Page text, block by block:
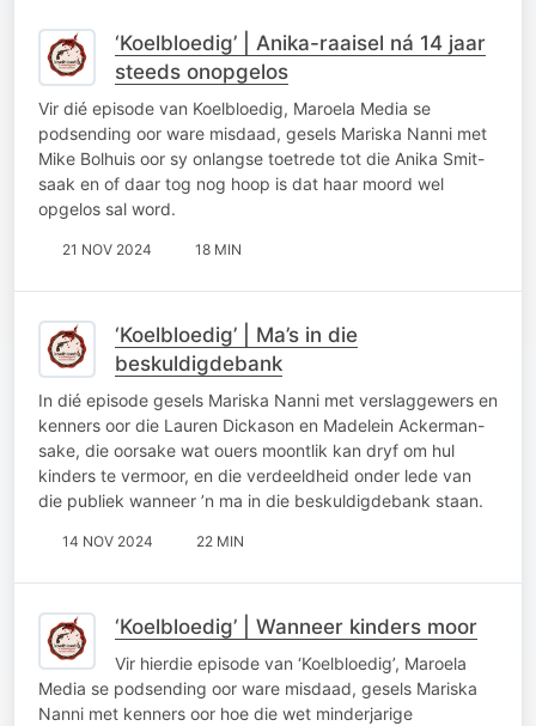
‘Koelbloedig’ | Anika-raaisel ná 14 jaar
steeds onopgelos
Vir dié episode van Koelbloedig, Maroela Media se
podsending oor ware misdaad, gesels Mariska Nanni met
Mike Bolhuis oor sy onlangse toetrede tot die Anika Smit-
saak en of daar tog nog hoop is dat haar moord wel
opgelos sal word.
21 NOV 2024 18 MIN
‘Koelbloedig’ | Ma’s in die
beskuldigdebank
In dié episode gesels Mariska Nanni met verslaggewers en
kenners oor die Lauren Dickason en Madelein Ackerman-
sake, die oorsake wat ouers moontlik kan dryf om hul
kinders te vermoor, en die verdeeldheid onder lede van
die publiek wanneer ’n ma in die beskuldigdebank staan.
14 NOV 2024 22 MIN
‘Koelbloedig’ | Wanneer kinders moor
Vir hierdie episode van ‘Koelbloedig’, Maroela
Media se podsending oor ware misdaad, gesels Mariska
Nanni met kenners oor hoe die wet minderjarige